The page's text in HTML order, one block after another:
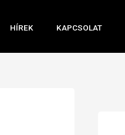
HÍREK KAPCSOLAT